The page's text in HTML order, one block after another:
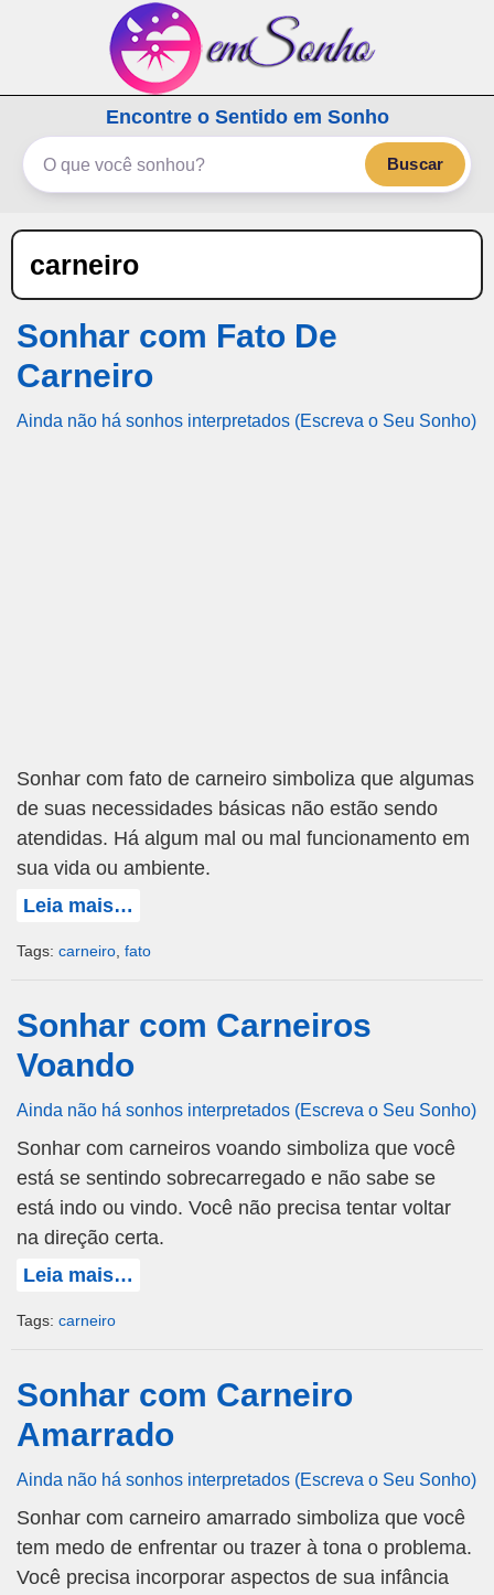
emSonho.com
Os sonhos significam mais
Encontre o Sentido em Sonho
Buscar
carneiro
Sonhar com Fato De
Carneiro
Ainda não há sonhos interpretados (Escreva o Seu Sonho)
Sonhar com fato de carneiro simboliza que algumas
de suas necessidades básicas não estão sendo
atendidas. Há algum mal ou mal funcionamento em
sua vida ou ambiente.
Leia mais…
Tags: carneiro fato
Sonhar com Carneiros
Voando
Ainda não há sonhos interpretados (Escreva o Seu Sonho)
Sonhar com carneiros voando simboliza que você
está se sentindo sobrecarregado e não sabe se
está indo ou vindo. Você não precisa tentar voltar
na direção certa.
Leia mais…
Tags: carneiro
Sonhar com Carneiro
Amarrado
Ainda não há sonhos interpretados (Escreva o Seu Sonho)
Sonhar com carneiro amarrado simboliza que você
tem medo de enfrentar ou trazer à tona o problema.
Você precisa incorporar aspectos de sua infância